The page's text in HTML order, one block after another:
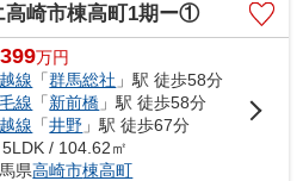
高崎市棟高町1期ー①
万円
越線 「群馬総社 」駅 徒歩58分
線 「新前橋 」駅 徒歩58分
越線 「井野 」駅 徒歩67分
/ 104.62㎡
県高崎市棟高町